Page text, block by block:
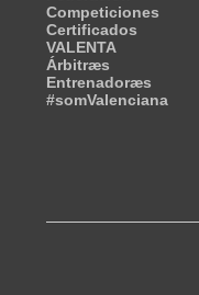
Competiciones
Certificados
VALENTA
Árbitræs
Entrenadoræs
#somValenciana